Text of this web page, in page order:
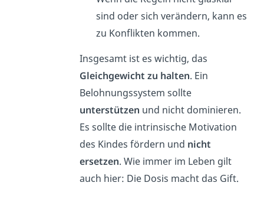
sind oder sich verändern, kann es
zu Konflikten kommen.
Insgesamt ist es wichtig, das
Gleichgewicht zu halten. Ein
Belohnungssystem sollte
unterstützen und nicht dominieren.
Es sollte die intrinsische Motivation
des Kindes fördern und nicht
ersetzen. Wie immer im Leben gilt
auch hier: Die Dosis macht das Gift.